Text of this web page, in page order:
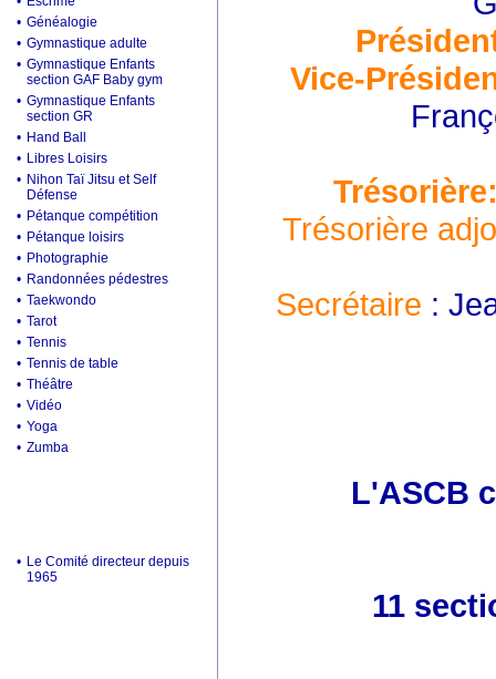
• Généalogie
• Gymnastique adulte
• Gymnastique Enfants
section GAF Baby gym
• Gymnastique Enfants
section GR
• Hand Ball
• Libres Loisirs
• Nihon Taï Jitsu et Self
Défense
• Pétanque compétition
• Pétanque loisirs
• Photographie
• Randonnées pédestres
• Taekwondo
• Tarot
• Tennis
• Tennis de table
• Théâtre
• Vidéo
• Yoga
• Zumba
• Le Comité directeur depuis
1965
Vice-
Trésorière
Secrétaire :
L'ASCB
11